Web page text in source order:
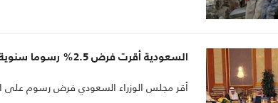
السعودية أقرت فرض 2.5% رسوما سنوية على الأراضي غير المطورة
أقر مجلس الوزراء السعودي فرض رسوم على